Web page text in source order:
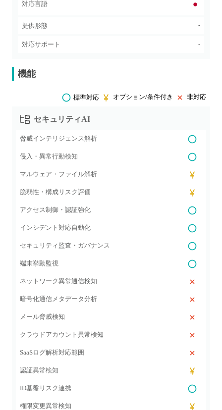
対応言語
提供形態 -
対応サポート -
機能
標準対応 オプション/条件付き 非対応
セキュリティAI
脅威インテリジェンス解析
侵入・異常行動検知
マルウェア・ファイル解析
脆弱性・構成リスク評価
アクセス制御・認証強化
インシデント対応自動化
セキュリティ監査・ガバナンス
端末挙動監視
ネットワーク異常通信検知
暗号化通信メタデータ分析
メール脅威検知
クラウドアカウント異常検知
SaaSログ解析対応範囲
認証異常検知
ID基盤リスク連携
権限変更異常検知